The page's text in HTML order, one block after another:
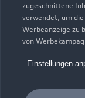
zugeschnittene
verwendet, um
Werbeanzeige zu
von
Einstellungen
Volkswagen
(u. a. durch
Das Autohaus ist
Grundlage der